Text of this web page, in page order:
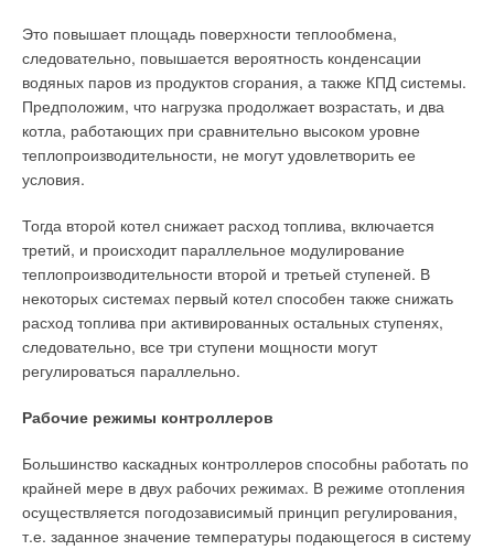
Это повышает площадь поверхности теплообмена,
следовательно, повышается вероятность конденсации
водяных паров из продуктов сгорания, а также КПД системы.
Предположим, что нагрузка продолжает возрастать, и два
котла, работающих при сравнительно высоком уровне
теплопроизводительности, не могут удовлетворить ее
условия.
Тогда второй котел снижает расход топлива, включается
третий, и происходит параллельное модулирование
теплопроизводительности второй и третьей ступеней. В
некоторых системах первый котел способен также снижать
расход топлива при активированных остальных ступенях,
следовательно, все три ступени мощности могут
регулироваться параллельно.
Рабочие режимы контроллеров
Большинство каскадных контроллеров способны работать по
крайней мере в двух рабочих режимах. В режиме отопления
осуществляется погодозависимый принцип регулирования,
т.е. заданное значение температуры подающегося в систему